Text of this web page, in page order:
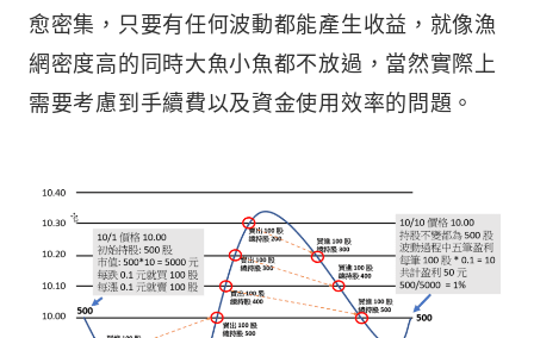
愈密集，只要有任何波動都能產生收益，就像漁
網密度高的同時大魚小魚都不放過，當然實際上
需要考慮到手續費以及資金使用效率的問題。